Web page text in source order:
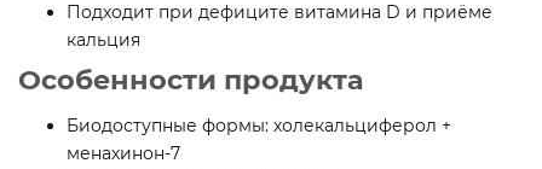
Подходит при дефиците витамина D и приёме
кальция
Особенности продукта
Биодоступные формы: холекальциферол +
менахинон-7